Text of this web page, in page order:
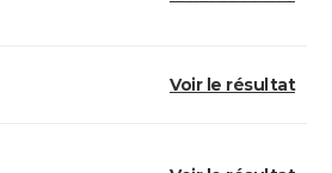
Voir le résultat